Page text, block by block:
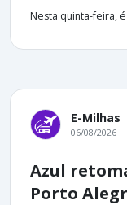
Nesta quinta-feira,
E-Milhas
06/08/2026
Azul
Porto